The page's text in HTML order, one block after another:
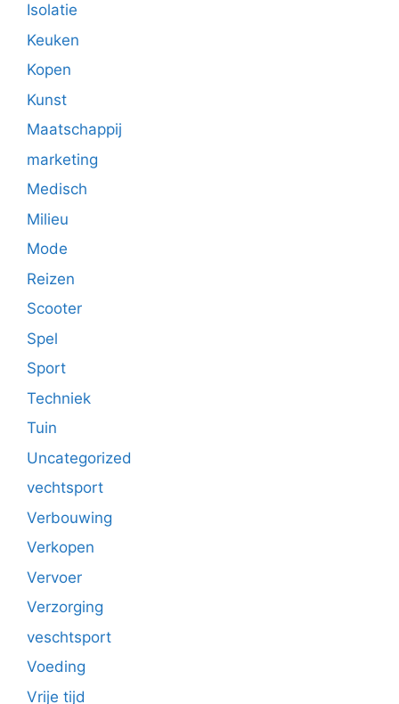
Isolatie
Keuken
Kopen
Kunst
Maatschappij
marketing
Medisch
Milieu
Mode
Reizen
Scooter
Spel
Sport
Techniek
Tuin
Uncategorized
vechtsport
Verbouwing
Verkopen
Vervoer
Verzorging
veschtsport
Voeding
Vrije tijd